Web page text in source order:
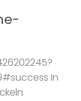
In